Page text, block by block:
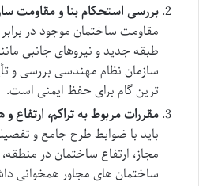
بررسی استحکام بنا و مقاومت
مقاومت ساختمان موجود در
طبقه جدید و نیروهای جانبی
سازمان نظام مهندسی بررسی و
ترین گام برای حفظ ایمنی است.
مقررات مربوط به تراکم، ارتفاع
باید با ضوابط طرح جامع و
مجاز، ارتفاع ساختمان در
ساختمان های مجاور همخوانی